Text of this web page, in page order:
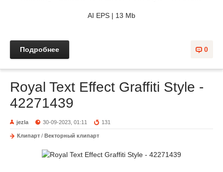
AI EPS | 13 Mb
0
Подробнее
Royal Text Effect Graffiti Style -
42271439
jezla 30-09-2023, 01:11 131
Клипарт / Векторный клипарт